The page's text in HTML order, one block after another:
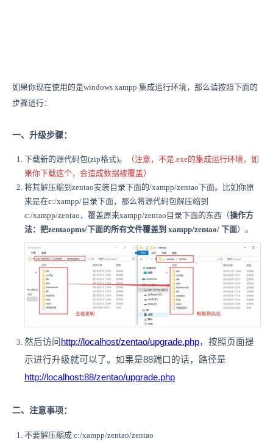
如果你现在使用的是windows xampp 集成运行环境，那么请按照下面的
步骤进行：
一、升级步骤：
下载新的源代码包(zip格式)。
（注意，不是.exe的集成运行环境，如
果你下载这个，会造成数据被覆盖）
将其解压缩到zentao安装目录下面的/xampp/zentao下面。比如你原
来是在c:/xampp/目录下面，那么将源代码包解压缩到
c:/xampp/zentao，覆盖原来xampp/zentao目录下面的东西（操作方
法：把zentaopms/下面的所有文件覆盖到 xampp/zentao/ 下面）。
然后访问 http://localhost/zentao/upgrade.php，按照页面提
示进行升级就可以了。 如果是88端口的话，路径是
http://localhost:88/zentao/upgrade.php
二、注意事项：
不要解压缩成 c:/xampp/zentao/zentao